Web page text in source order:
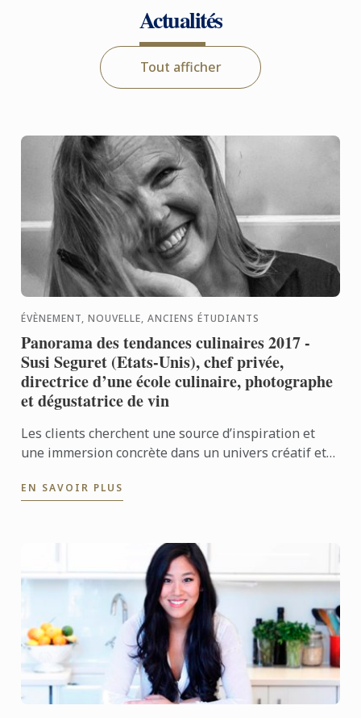
Actualités
Tout afficher
ÉVÈNEMENT, NOUVELLE, ANCIENS ÉTUDIANTS
Panorama des tendances culinaires 2017 -
Susi Seguret (Etats-Unis), chef privée,
directrice d’une école culinaire, photographe
et dégustatrice de vin
Les clients cherchent une source d’inspiration et
une immersion concrète dans un univers créatif et
dégustation ...
EN SAVOIR PLUS